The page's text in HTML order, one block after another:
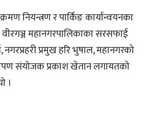
नियन्त्रण र पार्किङ कार्यान्वयनका
महानगरपालिकाका सरसफाई
प्रमुख हरि भुषाल, महानगरको
संयोजक प्रकाश खेतान लगायतको
।